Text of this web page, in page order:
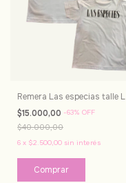
Remera Las especias talle L
$15.000,00 -63% OFF
$40.000,00
6 x $2.500,00 sin interés